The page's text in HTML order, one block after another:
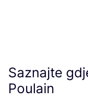
Saznajte
Poulain